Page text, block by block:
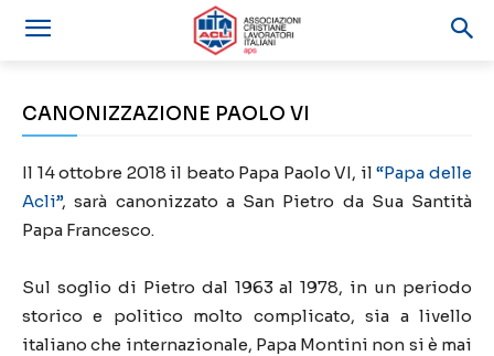
CANONIZZAZIONE PAOLO VI
Il 14 ottobre 2018 il beato Papa Paolo VI, il“Papa delle
Acli”, sarà canonizzato a San Pietro da Sua Santità
Papa Francesco.
Sul soglio di Pietro dal 1963 al 1978, in un periodo
storico e politico molto complicato, sia a livello
italiano che internazionale, Papa Montini non si è mai